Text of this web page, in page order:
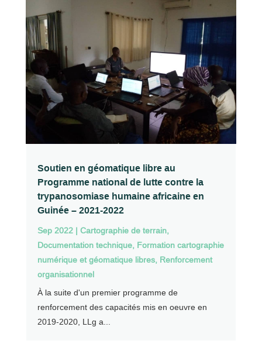
Soutien en géomatique libre au
Programme national de lutte contre la
trypanosomiase humaine africaine en
Guinée – 2021-2022
Sep 2022| Cartographie de terrain,
Documentation technique, Formation cartographie
numérique et géomatique libres, Renforcement
organisationnel
À la suite d'un premier programme de
renforcement des capacités mis en oeuvre en
2019-2020, LLg a...